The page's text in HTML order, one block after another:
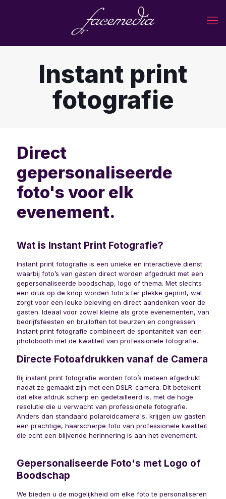
Instant print
fotografie
Direct
gepersonaliseerde
foto's voor elk
evenement.
Wat is Instant Print Fotografie?
Instant print fotografie is een unieke en interactieve dienst
waarbij foto’s van gasten direct worden afgedrukt met een
gepersonaliseerde boodschap, logo of thema. Met slechts
een druk op de knop worden foto's ter plekke geprint, wat
zorgt voor een leuke beleving en direct aandenken voor de
gasten. Ideaal voor zowel kleine als grote evenementen, van
bedrijfsfeesten en bruiloften tot beurzen en congressen.
Instant print fotografie combineert de spontaniteit van een
photobooth met de kwaliteit van professionele fotografie.
Directe Fotoafdrukken vanaf de Camera
Bij instant print fotografie worden foto’s meteen afgedrukt
nadat ze gemaakt zijn met een DSLR-camera. Dit betekent
dat elke afdruk scherp en gedetailleerd is, met de hoge
resolutie die u verwacht van professionele fotografie.
Anders dan standaard polaroidcamera's, krijgen uw gasten
een prachtige, haarscherpe foto van professionele kwaliteit
die echt een blijvende herinnering is aan het evenement.
Gepersonaliseerde Foto's met Logo of
Boodschap
We bieden u de mogelijkheid om elke foto te personaliseren